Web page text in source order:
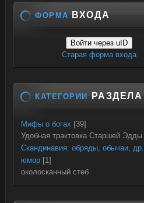
ФОРМА ВХОДА
Войти через uID
Старая форма входа
КАТЕГОРИИ РАЗДЕЛА
Мифы о богах [39]
Удобная трактовка Старшей Эдды
Скандинавия: обряды, обычаи, др.
юмор [1]
околосканный стеб